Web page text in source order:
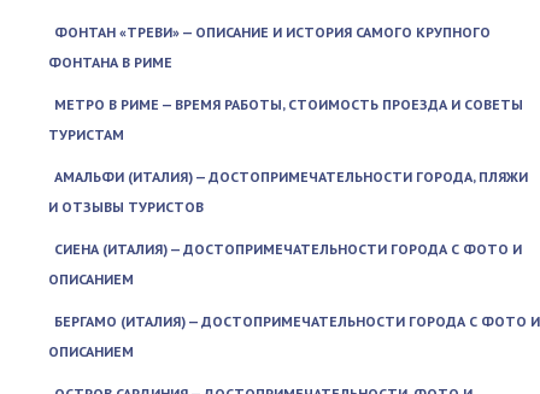
ФОНТАН «ТРЕВИ» — ОПИСАНИЕ И ИСТОРИЯ САМОГО КРУПНОГО
ФОНТАНА В РИМЕ
МЕТРО В РИМЕ — ВРЕМЯ РАБОТЫ, СТОИМОСТЬ ПРОЕЗДА И СОВЕТЫ
ТУРИСТАМ
АМАЛЬФИ (ИТАЛИЯ) — ДОСТОПРИМЕЧАТЕЛЬНОСТИ ГОРОДА, ПЛЯЖИ
И ОТЗЫВЫ ТУРИСТОВ
СИЕНА (ИТАЛИЯ) — ДОСТОПРИМЕЧАТЕЛЬНОСТИ ГОРОДА С ФОТО И
ОПИСАНИЕМ
БЕРГАМО (ИТАЛИЯ) — ДОСТОПРИМЕЧАТЕЛЬНОСТИ ГОРОДА С ФОТО И
ОПИСАНИЕМ